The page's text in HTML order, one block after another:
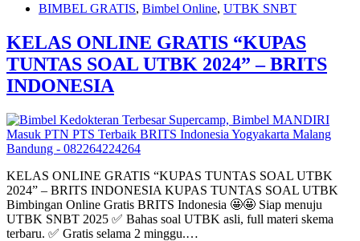
BIMBEL GRATIS, Bimbel Online, UTBK SNBT
KELAS ONLINE GRATIS “KUPAS
TUNTAS SOAL UTBK 2024” – BRITS
INDONESIA
KELAS ONLINE GRATIS “KUPAS TUNTAS SOAL UTBK
2024” – BRITS INDONESIA KUPAS TUNTAS SOAL UTBK
Bimbingan Online Gratis BRITS Indonesia 🤩🤩 Siap menuju
UTBK SNBT 2025 ✅ Bahas soal UTBK asli, full materi skema
terbaru. ✅ Gratis selama 2 minggu.…